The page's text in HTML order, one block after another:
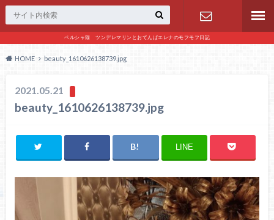
ペルシャ猫 ツンデレマリンとおてんばエレナのモフモフ日記
お問い合わ
HOME beauty_1610626138739.jpg
2021.05.21
beauty_1610626138739.jpg
LINE